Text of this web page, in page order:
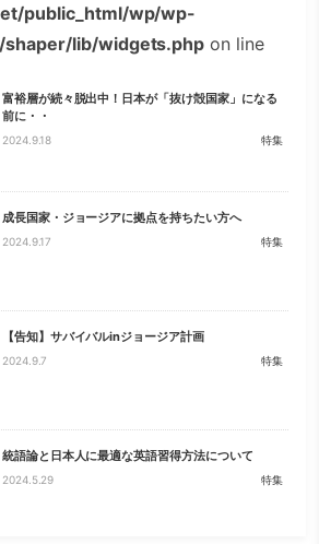
public_html/wp/wp-
lib/widgets.php on line
富裕層が続々脱出中！日本が「抜け殻国家」になる
前に・・
2024.9.18 特集
成長国家・ジョージアに拠点を持ちたい方へ
2024.9.17 特集
【告知】サバイバルinジョージア計画
2024.9.7 特集
統語論と日本人に最適な英語習得方法について
2024.5.29 特集